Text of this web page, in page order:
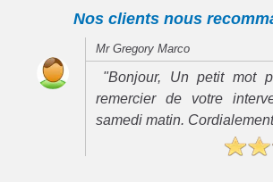
Nos clients nous
Mr Gregory Marco
"Bonjour, Un petit mot
remercier de votre
samedi matin.